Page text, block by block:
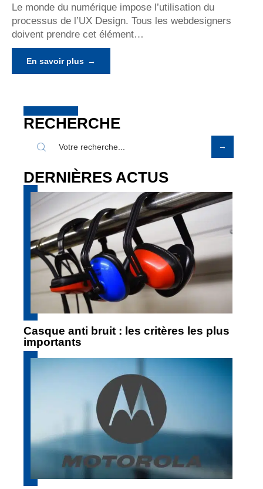
Le monde du numérique impose l’utilisation du
processus de l’UX Design. Tous les webdesigners
doivent prendre cet élément…
En savoir plus
RECHERCHE
DERNIÈRES ACTUS
Casque anti bruit : les critères les plus
importants